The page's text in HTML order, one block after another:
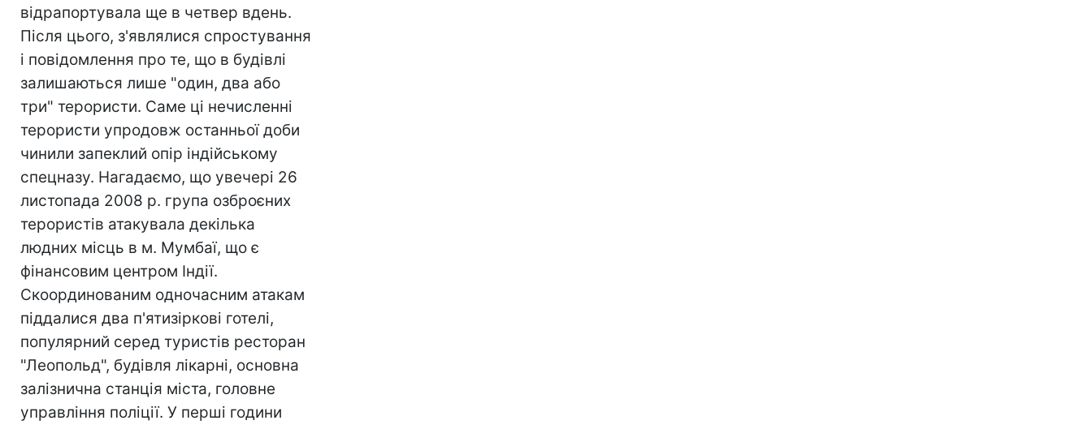
відрапортувала ще в четвер вдень.
Після цього, з'являлися спростування
і повідомлення про те, що в будівлі
залишаються лише "один, два або
три" терористи. Саме ці нечисленні
терористи упродовж останньої доби
чинили запеклий опір індійському
спецназу. Нагадаємо, що увечері 26
листопада 2008 р. група озброєних
терористів атакувала декілька
людних місць в м. Мумбаї, що є
фінансовим центром Індії.
Скоординованим одночасним атакам
піддалися два п'ятизіркові готелі,
популярний серед туристів ресторан
"Леопольд", будівля лікарні, основна
залізнична станція міста, головне
управління поліції. У перші години